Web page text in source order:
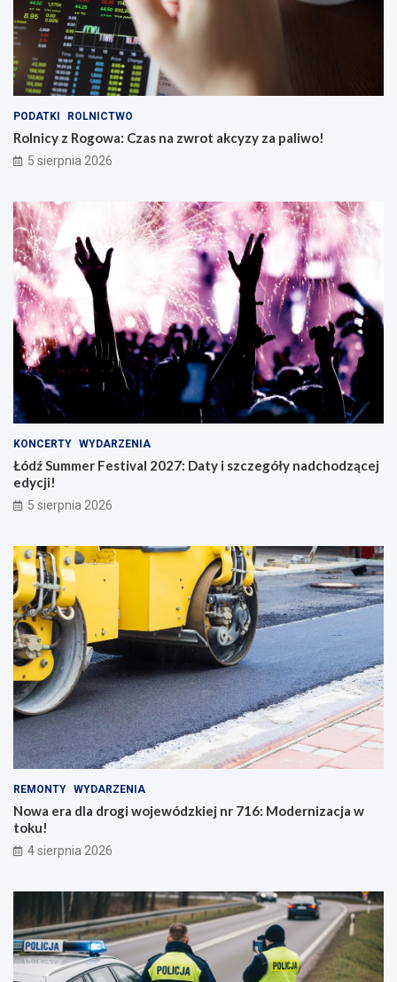
PODATKI ROLNICTWO
Rolnicy z Rogowa: Czas na zwrot akcyzy za paliwo!
5 sierpnia 2026
KONCERTY WYDARZENIA
Łódź Summer Festival 2027: Daty i szczegóły nadchodzącej
edycji!
5 sierpnia 2026
REMONTY WYDARZENIA
Nowa era dla drogi wojewódzkiej nr 716: Modernizacja w
toku!
4 sierpnia 2026